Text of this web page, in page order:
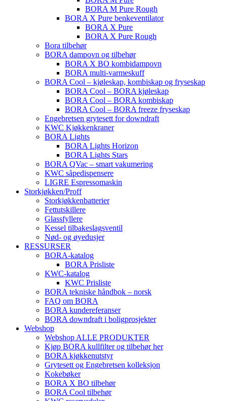
BORA M Pure Rough
BORA X Pure benkeventilator
BORA X Pure
BORA X Pure Rough
Bora tilbehør
BORA dampovn og tilbehør
BORA X BO kombidampovn
BORA multi-varmeskuff
BORA Cool – kjøleskap, kombiskap og fryseskap
BORA Cool – BORA kjøleskap
BORA Cool – BORA kombiskap
BORA Cool – BORA freeze fryseskap
Engebretsen grytesett for downdraft
KWC Kjøkkenkraner
BORA Lights
BORA Lights Horizon
BORA Lights Stars
BORA QVac – smart vakumering
KWC såpedispensere
LIGRE Espressomaskin
Storkjøkken/Proff
Storkjøkkenbatterier
Fettutskillere
Glassfyllere
Kessel tilbakeslagsventil
Nød- og øyedusjer
RESSURSER
BORA-katalog
BORA Prisliste
KWC-katalog
KWC Prisliste
BORA tekniske håndbok – norsk
FAQ om BORA
BORA kundereferanser
BORA downdraft i boligprosjekter
Webshop
Webshop ALLE PRODUKTER
Kjøp BORA kullfilter og tilbehør her
BORA kjøkkenutstyr
Grytesett og Engebretsen kolleksjon
Kokebøker
BORA X BO tilbehør
BORA Cool tilbehør